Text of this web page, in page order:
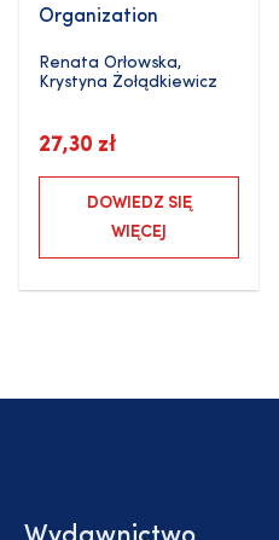
Organization
Renata Orłowska,
Krystyna Żołądkiewicz
27,30 zł
DOWIEDZ SIĘ
WIĘCEJ